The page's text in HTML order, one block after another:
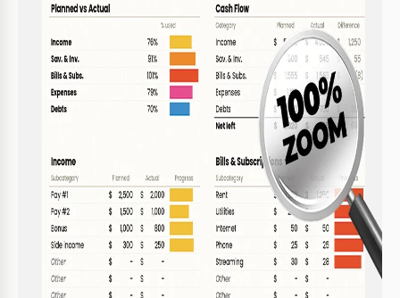
regularmente.
FAQ
É compatível com Excel?
Sim, é compatível com Google Sheets e MS Excel.
Posso personalizar categorias e valores?
Sim, personalize qualquer seção de acordo com suas
necessidades.
É fácil de usar?
Sim, foi projetado para fácil navegação e uso.
Preciso comprá-lo?
Não, este modelo é completamente gratuito.